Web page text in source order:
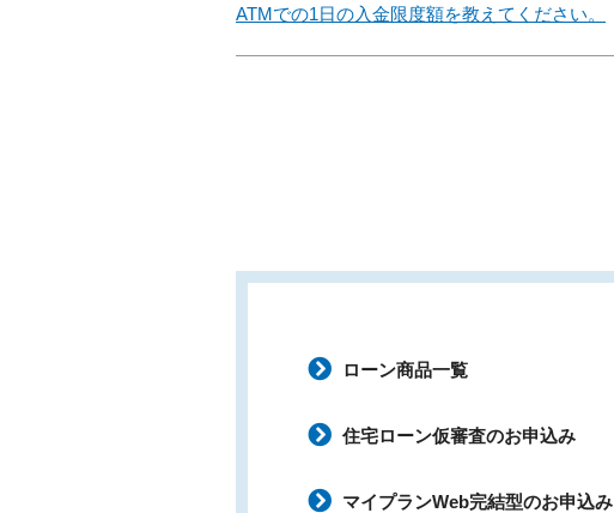
ATMでの1日の入金限度額を教えてください。
ローン商品一覧
住宅ローン仮審査のお申込み
マイプランWeb完結型のお申込み